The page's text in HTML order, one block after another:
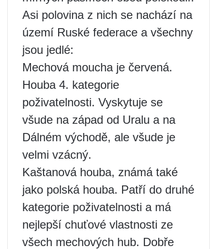
Asi polovina z nich se nachází na
území Ruské federace a všechny
jsou jedlé:
Mechová moucha je červená.
Houba 4. kategorie
poživatelnosti. Vyskytuje se
všude na západ od Uralu a na
Dálném východě, ale všude je
velmi vzácný.
Kaštanová houba, známá také
jako polská houba. Patří do druhé
kategorie poživatelnosti a má
nejlepší chuťové vlastnosti ze
všech mechových hub. Dobře